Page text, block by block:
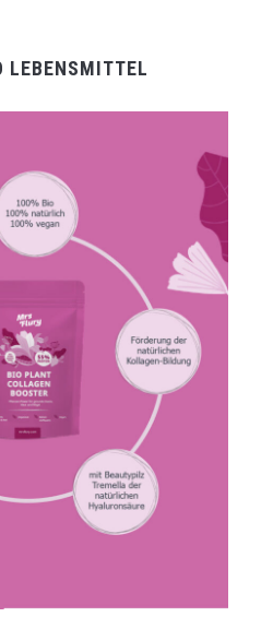
LEBENSMITTEL